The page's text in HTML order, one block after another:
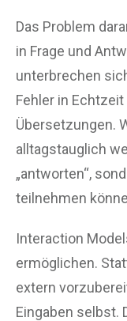
Das Problem
in Frage und
unterbrechen
Fehler in
Übersetzungen.
alltagstauglich
„antworten“,
teilnehmen
Interaction
ermöglichen.
extern
Eingaben selbst.